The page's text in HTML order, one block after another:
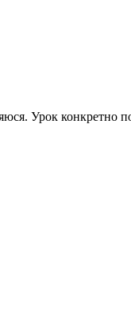
Урок конкретно